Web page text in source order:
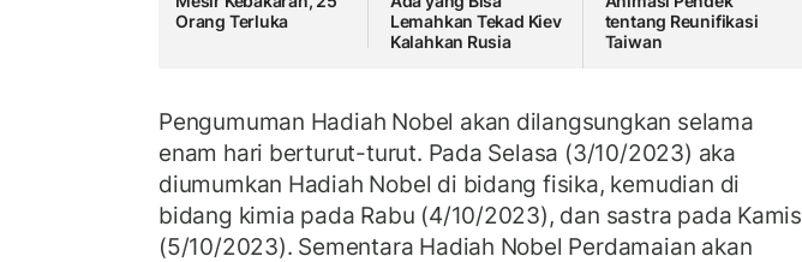
Orang Terluka
Lemahkan Tekad Kiev
Kalahkan Rusia
tentang Reunifikasi
Taiwan
Pengumuman Hadiah Nobel akan dilangsungkan selama
enam hari berturut-turut. Pada Selasa (3/10/2023) aka
diumumkan Hadiah Nobel di bidang fisika, kemudian di
bidang kimia pada Rabu (4/10/2023), dan sastra pada Kamis
(5/10/2023). Sementara Hadiah Nobel Perdamaian akan